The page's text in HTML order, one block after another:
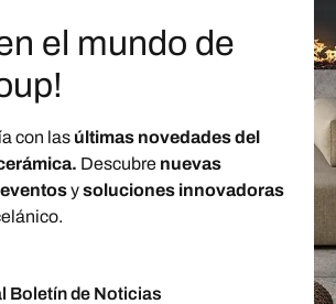
el mundo de
con las últimas novedades del
Descubre nuevas
eventosysoluciones innovadoras
Boletín de Noticias